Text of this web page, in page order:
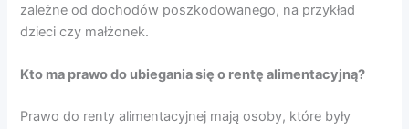
zależne od dochodów poszkodowanego, na przykład
dzieci czy małżonek.
Kto ma prawo do ubiegania się o rentę alimentacyjną?
Prawo do renty alimentacyjnej mają osoby, które były